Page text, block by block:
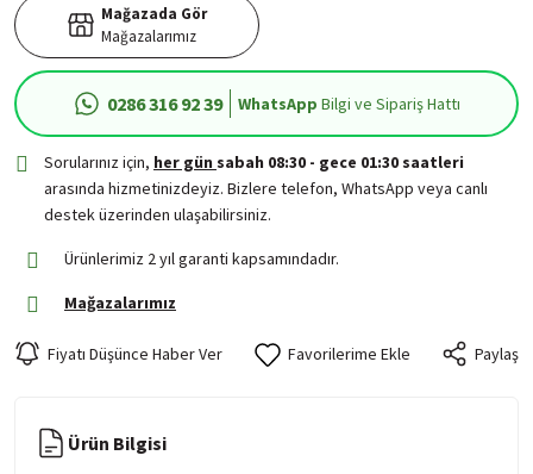
Mağazada Gör
Mağazalarımız
0286 316 92 39 WhatsApp Bilgi ve Sipariş Hattı
Sorularınız için, her gün sabah 08:30 - gece 01:30 saatleri
arasında hizmetinizdeyiz. Bizlere telefon, WhatsApp veya canlı
destek üzerinden ulaşabilirsiniz.
Ürünlerimiz 2 yıl garanti kapsamındadır.
Mağazalarımız
Fiyatı Düşünce Haber Ver Paylaş
Ürün Bilgisi